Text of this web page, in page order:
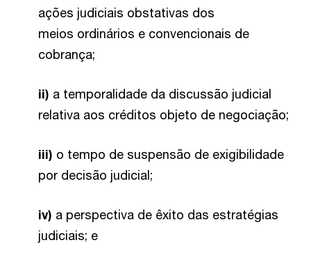
ações judiciais obstativas dos
meios ordinários e convencionais de
cobrança;
ii) a temporalidade da discussão judicial
relativa aos créditos objeto de negociação;
iii) o tempo de suspensão de exigibilidade
por decisão judicial;
iv) a perspectiva de êxito das estratégias
judiciais; e